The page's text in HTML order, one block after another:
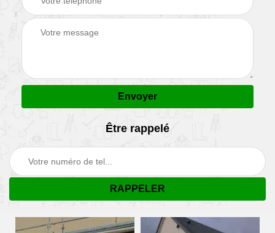
Être rappelé